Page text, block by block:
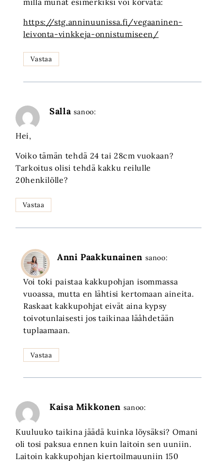
millä munat esimerkiksi voi korvata:
https://stg.anninuunissa.fi/vegaaninen-
leivonta-vinkkeja-onnistumiseen/
Vastaa
Salla sanoo:
Hei,
Voiko tämän tehdä 24 tai 28cm vuokaan?
Tarkoitus olisi tehdä kakku reilulle
20henkilölle?
Vastaa
Anni Paakkunainen sanoo:
Voi toki paistaa kakkupohjan isommassa
vuoassa, mutta en lähtisi kertomaan aineita.
Raskaat kakkupohjat eivät aina kypsy
toivotunlaisesti jos taikinaa läåhdetään
tuplaamaan.
Vastaa
Kaisa Mikkonen sanoo:
Kuuluuko taikina jäädä kuinka löysäksi? Omani
oli tosi paksua ennen kuin laitoin sen uuniin.
Laitoin kakkupohjan kiertoilmauuniin 150